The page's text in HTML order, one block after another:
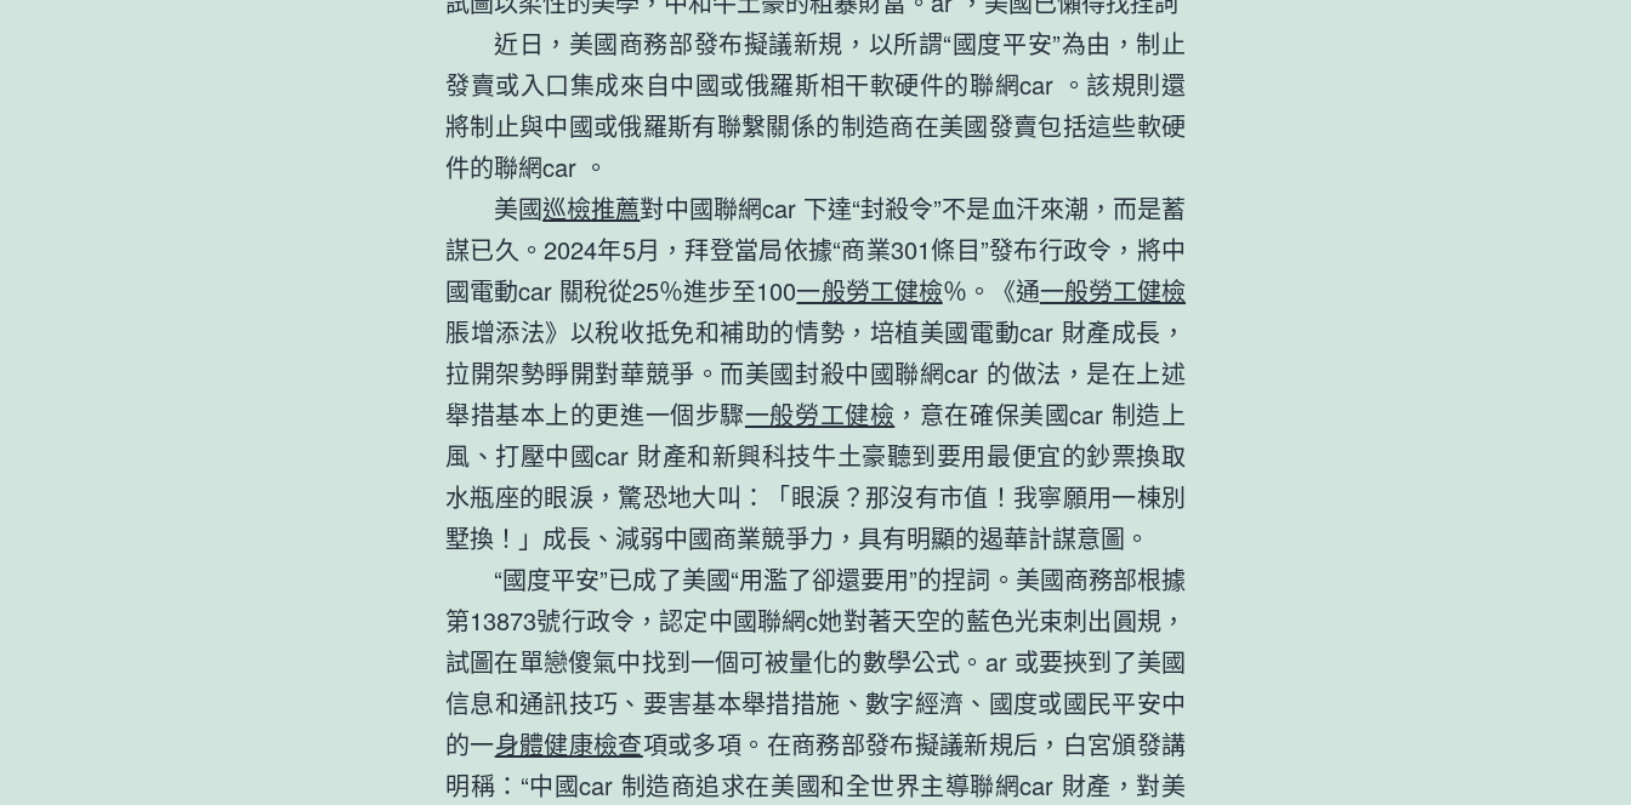
近日，美國商務部發布擬議新規，以所謂“國度平安”為由，制止
發賣或入口集成來自中國或俄羅斯相干軟硬件的聯網car 。該規則還
將制止與中國或俄羅斯有聯繫關係的制造商在美國發賣包括這些軟硬
件的聯網car 。
美國巡檢推薦對中國聯網car 下達“封殺令”不是血汗來潮，而是蓄
謀已久。2024年5月，拜登當局依據“商業301條目”發布行政令，將中
國電動car 關稅從25％進步至100一般勞工健檢％。《通一般勞工健檢
脹增添法》以稅收抵免和補助的情勢，培植美國電動car 財產成長，
拉開架勢睜開對華競爭。而美國封殺中國聯網car 的做法，是在上述
舉措基本上的更進一個步驟一般勞工健檢 ，意在確保美國car 制造上
風、打壓中國car 財產和新興科技牛土豪聽到要用最便宜的鈔票換取
水瓶座的眼淚，驚恐地大叫：「眼淚？那沒有市值！我寧願用一棟別
墅換！」成長、減弱中國商業競爭力，具有明顯的遏華計謀意圖。
“國度平安”已成了美國“用濫了卻還要用”的捏詞。美國商務部根據
第13873號行政令，認定中國聯網c她對著天空的藍色光束刺出圓規，
試圖在單戀傻氣中找到一個可被量化的數學公式。ar 或要挾到了美國
信息和通訊技巧、要害基本舉措措施、數字經濟、國度或國民平安中
的一身體健康檢查項或多項。在商務部發布擬議新規后，白宮頒發講
明稱：“中國car 制造商追求在美國和全世界主導聯網car 財產，對美